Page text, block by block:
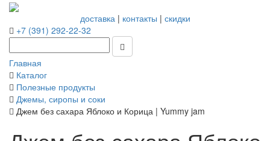
доставка| контакты | скидки
+7 (391) 292-22-32
Главная
Каталог
Полезные продукты
Джемы, сиропы и соки
Джем без сахара Яблоко и Корица | Yummy jam